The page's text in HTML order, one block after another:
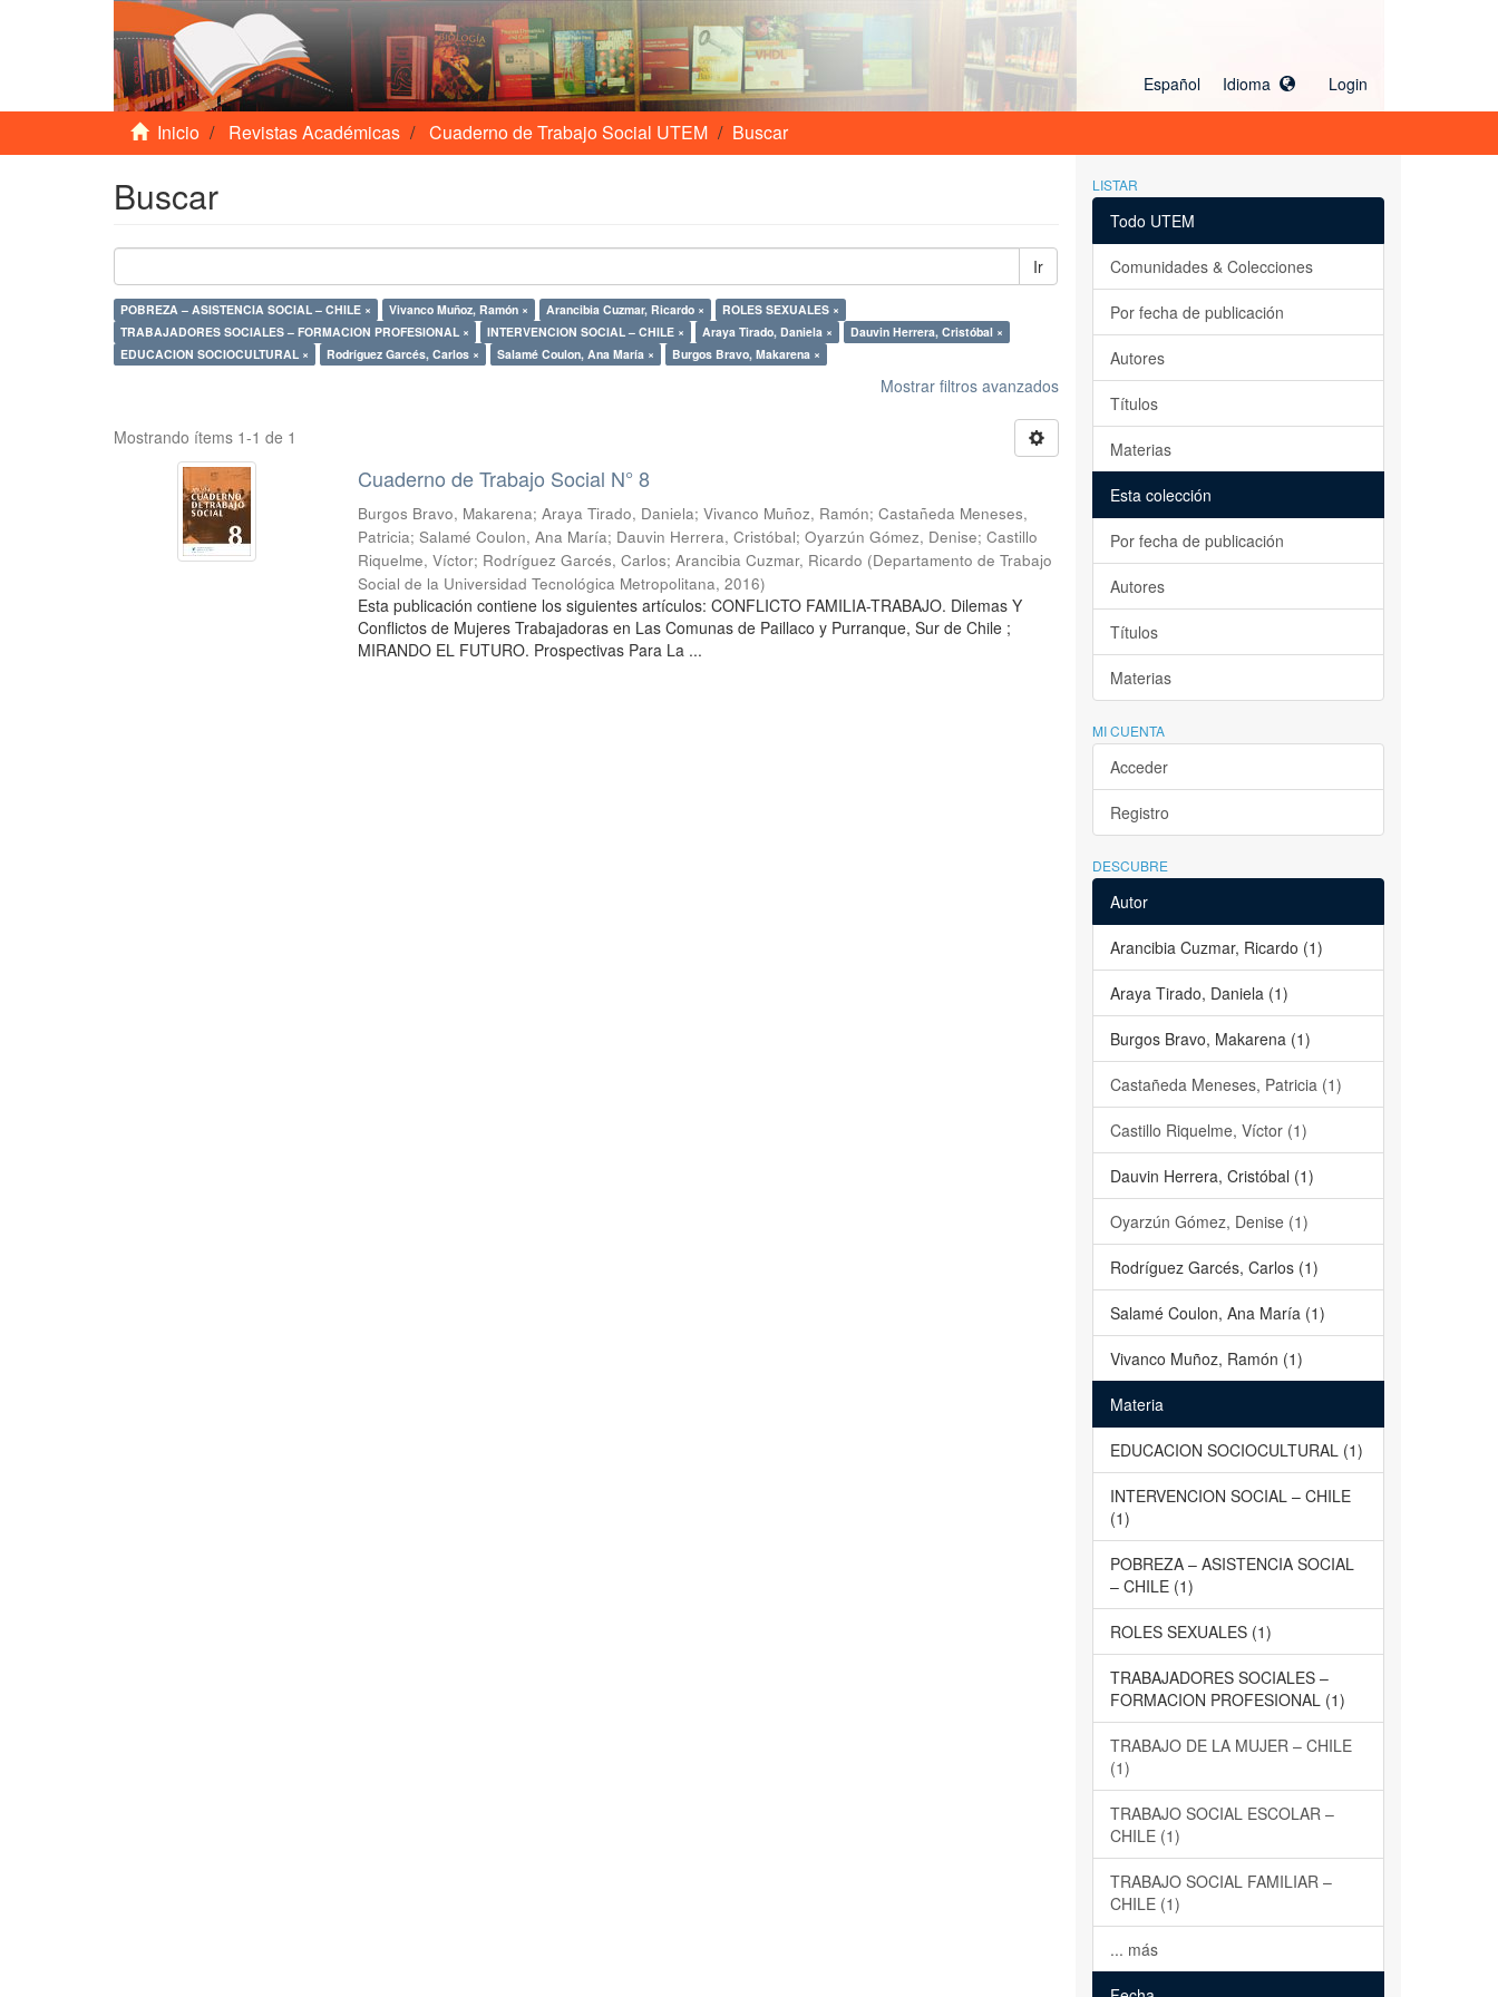
Español Idioma Login
Inicio Revistas Académicas Cuaderno de Trabajo Social UTEM Buscar
Buscar
Ir
POBREZA – ASISTENCIA SOCIAL – CHILE × Vivanco Muñoz, Ramón × Arancibia Cuzmar, Ricardo ×
ROLES SEXUALES ×
TRABAJADORES SOCIALES – FORMACION PROFESIONAL ×
INTERVENCION SOCIAL – CHILE × Araya Tirado, Daniela ×
Dauvin Herrera, Cristóbal ×
EDUCACION SOCIOCULTURAL ×
Rodríguez Garcés, Carlos × Salamé Coulon, Ana María × Burgos Bravo, Makarena ×
Mostrar filtros avanzados
Mostrando ítems 1-1 de 1
Cuaderno de Trabajo Social N° 8
Burgos Bravo, Makarena;Araya Tirado, Daniela;Vivanco Muñoz, Ramón;Castañeda Meneses,
Patricia;Salamé Coulon, Ana María; Dauvin Herrera, Cristóbal;Oyarzún Gómez, Denise;Castillo
Riquelme, Víctor; Rodríguez Garcés, Carlos;Arancibia Cuzmar, Ricardo (Departamento de Trabajo
Social de la Universidad Tecnológica Metropolitana,2016)
Esta publicación contiene los siguientes artículos: CONFLICTO FAMILIA-TRABAJO. Dilemas Y
Conflictos de Mujeres Trabajadoras en Las Comunas de Paillaco y Purranque, Sur de Chile ;
MIRANDO EL FUTURO. Prospectivas Para La ...
LISTAR
Todo UTEM
Comunidades & Colecciones
Por fecha de publicación
Autores
Títulos
Materias
Esta colección
Por fecha de publicación
Autores
Títulos
Materias
MI CUENTA
Acceder
Registro
DESCUBRE
Autor
Arancibia Cuzmar, Ricardo (1)
Araya Tirado, Daniela (1)
Burgos Bravo, Makarena (1)
Castañeda Meneses, Patricia (1)
Castillo Riquelme, Víctor (1)
Dauvin Herrera, Cristóbal (1)
Oyarzún Gómez, Denise (1)
Rodríguez Garcés, Carlos (1)
Salamé Coulon, Ana María (1)
Vivanco Muñoz, Ramón (1)
Materia
EDUCACION SOCIOCULTURAL (1)
INTERVENCION SOCIAL – CHILE
(1)
POBREZA – ASISTENCIA SOCIAL
– CHILE (1)
ROLES SEXUALES (1)
TRABAJADORES SOCIALES –
FORMACION PROFESIONAL (1)
TRABAJO DE LA MUJER – CHILE
(1)
TRABAJO SOCIAL ESCOLAR –
CHILE (1)
TRABAJO SOCIAL FAMILIAR –
CHILE (1)
... más